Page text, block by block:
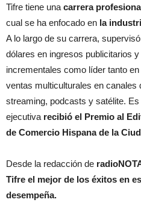
Tifre tiene una carrera
cual se ha enfocado en la
A lo largo de su carrera,
dólares en ingresos publicitarios
incrementales como líder tanto
ventas multiculturales en canales
streaming, podcasts y satélite.
ejecutiva recibió el Premio al
de Comercio Hispana de la
Desde la redacción de
Tifre el mejor de los éxitos en
desempeña.